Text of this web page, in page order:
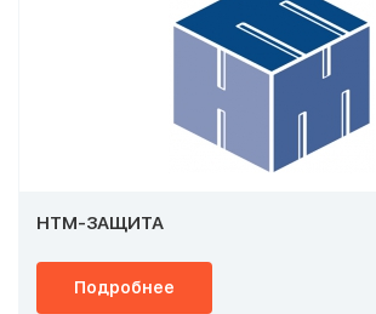
НТМ-ЗАЩИТА
Подробнее